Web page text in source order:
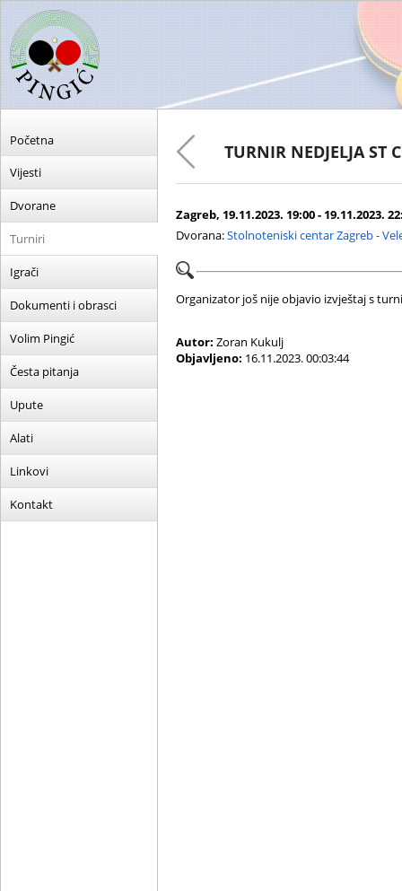
Početna
Vijesti
Dvorane
Turniri
Igrači
Dokumenti i obrasci
Volim Pingić
Česta pitanja
Upute
Alati
Linkovi
Kontakt
TURNIR NEDJELJA ST
Zagreb, 19.11.2023. 19:00 - 19.11.2023.
Dvorana:Stolnoteniski centar Zagreb -
Organizator još nije objavio izvještaj s
Autor: Zoran Kukulj
Objavljeno: 16.11.2023. 00:03:44